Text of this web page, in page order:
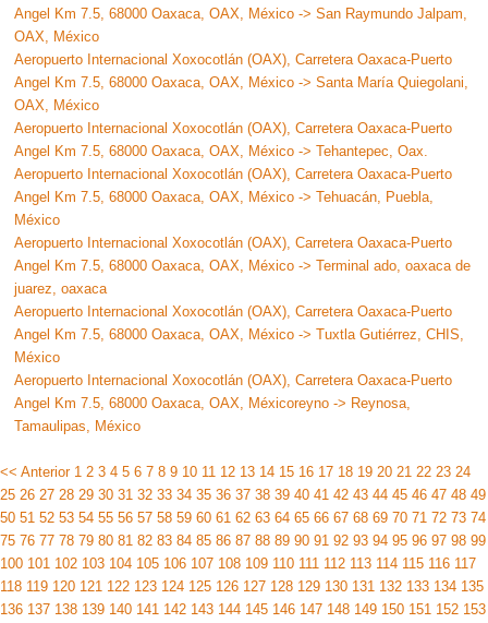
Angel Km 7.5, 68000 Oaxaca, OAX, México -> San Raymundo Jalpam,
OAX, México
Aeropuerto Internacional Xoxocotlán (OAX), Carretera Oaxaca-Puerto
Angel Km 7.5, 68000 Oaxaca, OAX, México -> Santa María Quiegolani,
OAX, México
Aeropuerto Internacional Xoxocotlán (OAX), Carretera Oaxaca-Puerto
Angel Km 7.5, 68000 Oaxaca, OAX, México -> Tehantepec, Oax.
Aeropuerto Internacional Xoxocotlán (OAX), Carretera Oaxaca-Puerto
Angel Km 7.5, 68000 Oaxaca, OAX, México -> Tehuacán, Puebla,
México
Aeropuerto Internacional Xoxocotlán (OAX), Carretera Oaxaca-Puerto
Angel Km 7.5, 68000 Oaxaca, OAX, México -> Terminal ado, oaxaca de
juarez, oaxaca
Aeropuerto Internacional Xoxocotlán (OAX), Carretera Oaxaca-Puerto
Angel Km 7.5, 68000 Oaxaca, OAX, México -> Tuxtla Gutiérrez, CHIS,
México
Aeropuerto Internacional Xoxocotlán (OAX), Carretera Oaxaca-Puerto
Angel Km 7.5, 68000 Oaxaca, OAX, Méxicoreyno -> Reynosa,
Tamaulipas, México
<< Anterior 1 2 3 4 5 6 7 8 9 10 11 12 13 14 15 16 17 18 19 20 21 22 23 24
25 26 27 28 29 30 31 32 33 34 35 36 37 38 39 40 41 42 43 44 45 46 47 48 49
50 51 52 53 54 55 56 57 58 59 60 61 62 63 64 65 66 67 68 69 70 71 72 73 74
75 76 77 78 79 80 81 82 83 84 85 86 87 88 89 90 91 92 93 94 95 96 97 98 99
100 101 102 103 104 105 106 107 108 109 110 111 112 113 114 115 116 117
118 119 120 121 122 123 124 125 126 127 128 129 130 131 132 133 134 135
136 137 138 139 140 141 142 143 144 145 146 147 148 149 150 151 152 153